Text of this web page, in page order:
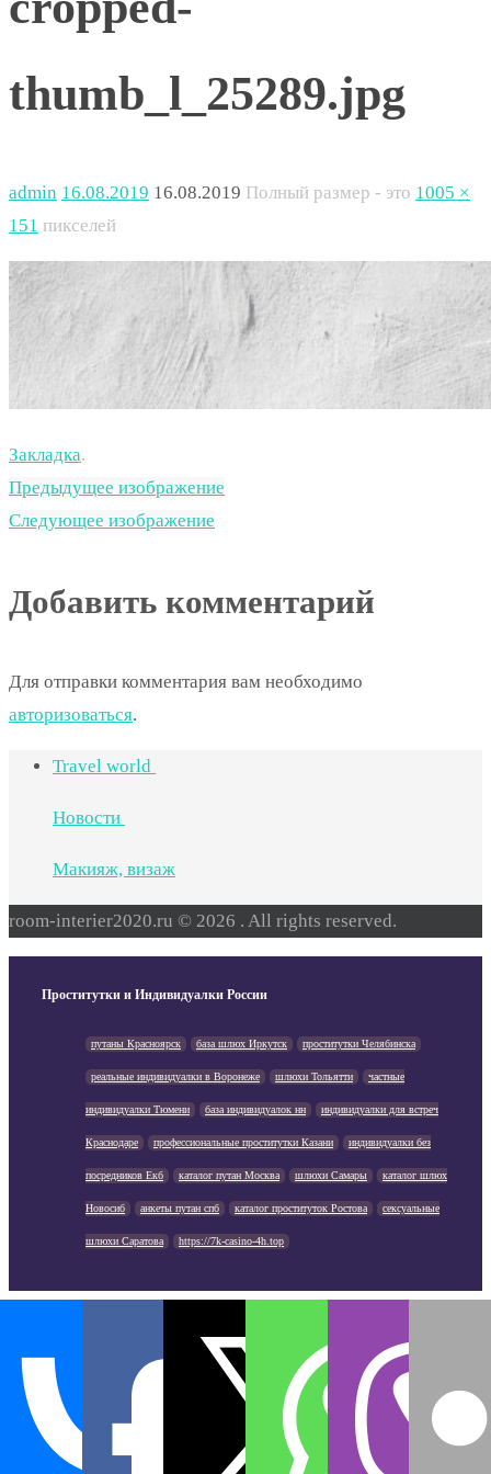
thumb_l_25289.jpg
admin 16.08.2019 16.08.2019 Полный размер - это 1005 ×
151 пикселей
Закладка.
Предыдущее изображение
Следующее изображение
Добавить комментарий
Для отправки комментария вам необходимо
авторизоваться.
Travel world
Новости
Макияж, визаж
room-interier2020.ru © 2026 . All rights reserved.
Проститутки и Индивидуалки России
путаны Красноярск база шлюх Иркутск проститутки Челябинска
реальные индивидуалки в Воронеже шлюхи Тольятти частные
индивидуалки Тюмени база индивидуалок нн индивидуалки для встреч
Краснодаре профессиональные проститутки Казани индивидуалки без
посредников Екб каталог путан Москва шлюхи Самары каталог шлюх
Новосиб анкеты путан спб каталог проституток Ростова сексуальные
шлюхи Саратова https://7k-casino-4h.top